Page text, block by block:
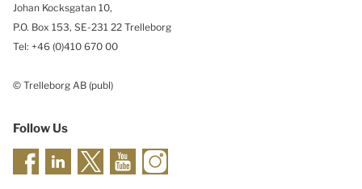
Johan Kocksgatan 10,
P.O. Box 153, SE-231 22 Trelleborg
Tel: +46 (0)410 670 00
© Trelleborg AB (publ)
Follow Us